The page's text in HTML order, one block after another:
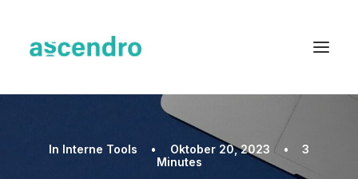
Unsere Dienstleistungen
In Interne Tools • Oktober 20, 2023 •
3
Minutes